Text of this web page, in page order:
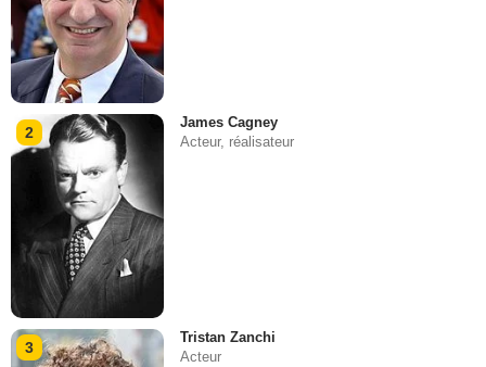
2
James Cagney
Acteur, réalisateur
3
Tristan Zanchi
Acteur